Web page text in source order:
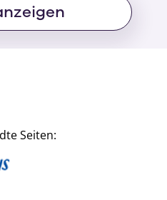
Seiten: